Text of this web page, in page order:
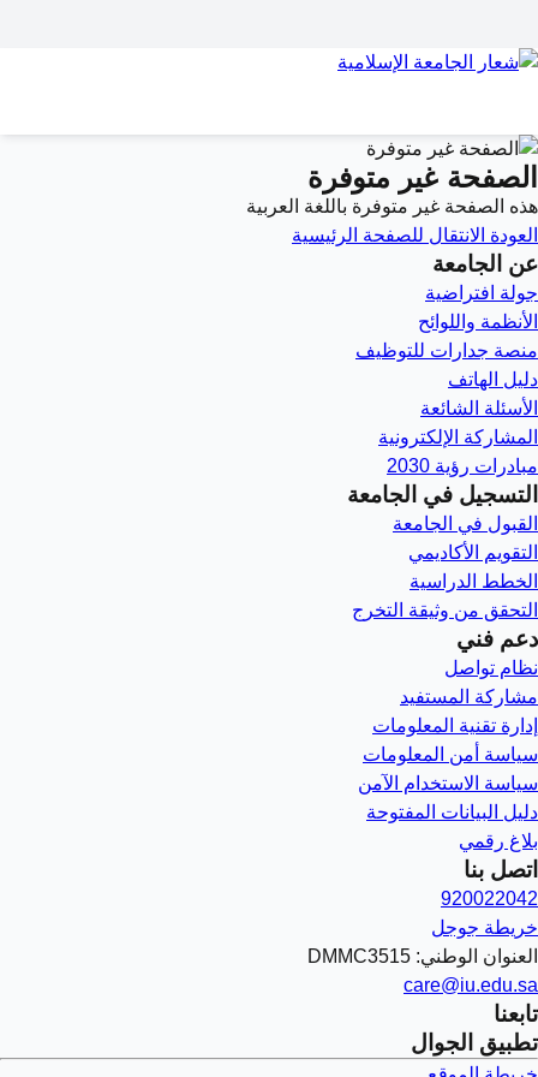
الصفحة غير متوفرة
هذه الصفحة غير متوفرة باللغة العربية
العودة الانتقال للصفحة الرئيسية
عن الجامعة
جولة افتراضية
الأنظمة واللوائح
منصة جدارات للتوظيف
دليل الهاتف
الأسئلة الشائعة
المشاركة الإلكترونية
مبادرات رؤية 2030
التسجيل في الجامعة
القبول في الجامعة
التقويم الأكاديمي
الخطط الدراسية
التحقق من وثيقة التخرج
دعم فني
نظام تواصل
مشاركة المستفيد
إدارة تقنية المعلومات
سياسة أمن المعلومات
سياسة الاستخدام الآمن
دليل البيانات المفتوحة
بلاغ رقمي
اتصل بنا
920022042
خريطة جوجل
العنوان الوطني: DMMC3515
care@iu.edu.sa
تابعنا
تطبيق الجوال